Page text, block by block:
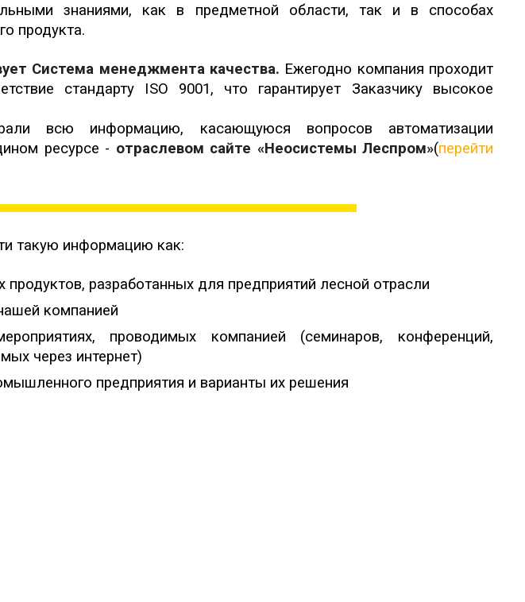
знаниями, как в предметной области, так и в способах
продукта.
Система менеджмента качества. Ежегодно компания проходит
стандарту ISO 9001, что гарантирует Заказчику высокое
всю информацию, касающуюся вопросов автоматизации
ресурсе - отраслевом сайте «Неосистемы Леспром»(перейти
такую информацию как:
разработанных для предприятий лесной отрасли
компанией
проводимых компанией (семинаров, конференций,
через интернет)
предприятия и варианты их решения